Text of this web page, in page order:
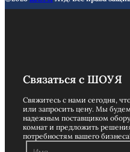
Связаться с ШОУЯ
Свяжитесь с нами сегодня,
или запросить цену. Мы
надежным поставщиком
комнат и предложить
потребностям вашего